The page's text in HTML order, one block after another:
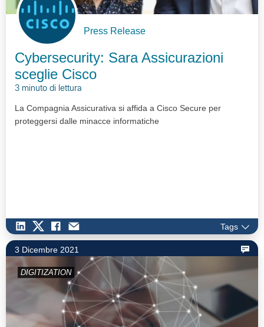
Press Release
Cybersecurity: Sara Assicurazioni
sceglie Cisco
3 minuto di lettura
La Compagnia Assicurativa si affida a Cisco Secure per
proteggersi dalle minacce informatiche
Tags
3 Dicembre 2021
DIGITIZATION